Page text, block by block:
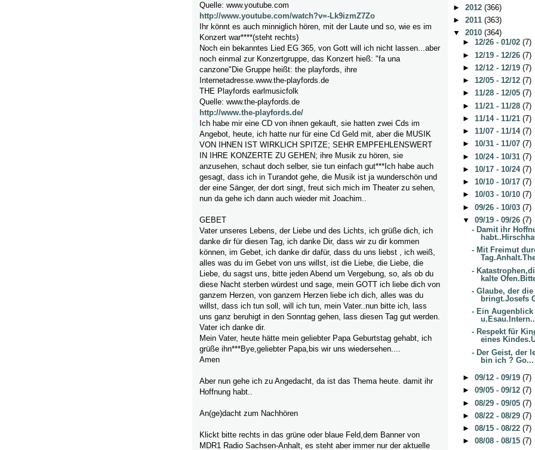
Quelle: www.youtube.com
http://www.youtube.com/watch?v=-Lk9izmZ7Zo
Ihr könnt es auch minniglich hören, mit der Laute und so, wie es im
Konzert war****(steht rechts)
Noch ein bekanntes Lied EG 365, von Gott will ich nicht lassen...aber
noch einmal zur Konzertgruppe, das Konzert hieß: "fa una
canzone"Die Gruppe heißt: the playfords, ihre
Internetadresse.www.the-playfords.de
THE Playfords earlmusicfolk
Quelle: www.the-playfords.de
http://www.the-playfords.de/
Ich habe mir eine CD von ihnen gekauft, sie hatten zwei Cds im
Angebot, heute, ich hatte nur für eine Cd Geld mit, aber die MUSIK
VON IHNEN IST WIRKLICH SPITZE; SEHR EMPFEHLENSWERT
IN IHRE KONZERTE ZU GEHEN; ihre Musik zu hören, sie
anzusehen, schaut doch selber, sie tun einfach gut***Ich habe auch
gesagt, dass ich in Turandot gehe, die Musik ist ja wunderschön und
der eine Sänger, der dort singt, freut sich mich im Theater zu sehen,
nun da gehe ich dann auch wieder mit Joachim..
GEBET
Vater unseres Lebens, der Liebe und des Lichts, ich grüße dich, ich
danke dir für diesen Tag, ich danke Dir, dass wir zu dir kommen
können, im Gebet, ich danke dir dafür, dass du uns liebst , ich weiß,
alles was du im Gebet von uns willst, ist die Liebe, die Liebe, die
Liebe, du sagst uns, bitte jeden Abend um Vergebung, so, als ob du
diese Nacht sterben würdest und sage, mein GOTT ich liebe dich von
ganzem Herzen, von ganzem Herzen liebe ich dich, alles was du
willst, dass ich tun soll, will ich tun, mein Vater..nun bitte ich, lass
uns ganz beruhigt in den Sonntag gehen, lass diesen Tag gut werden.
Vater ich danke dir.
Mein Vater, heute hätte mein geliebter Papa Geburtstag gehabt, ich
grüße ihn***Bye,geliebter Papa,bis wir uns wiedersehen....
Amen
Aber nun gehe ich zu Angedacht, da ist das Thema heute. damit ihr
Hoffnung habt..
An(ge)dacht zum Nachhören
Klickt bitte rechts in das grüne oder blaue Feld,dem Banner von
MDR1 Radio Sachsen-Anhalt, es steht aber immer nur der aktuelle
► 2012 (366)
► 2011 (363)
▼ 2010 (364)
► 12/26 - 01/02 (7)
► 12/19 - 12/26 (7)
► 12/12 - 12/19 (7)
► 12/05 - 12/12 (7)
► 11/28 - 12/05 (7)
► 11/21 - 11/28 (7)
► 11/14 - 11/21 (7)
► 11/07 - 11/14 (7)
► 10/31 - 11/07 (7)
► 10/24 - 10/31 (7)
► 10/17 - 10/24 (7)
► 10/10 - 10/17 (7)
► 10/03 - 10/10 (7)
► 09/26 - 10/03 (7)
▼ 09/19 - 09/26 (7)
- Damit ihr
- Mit Freimut
-
kalte
- Glaube, der
bringt.Josefs
- Ein
- Respekt für
eines
- Der Geist, der
bin ich ? Go...
► 09/12 - 09/19 (7)
► 09/05 - 09/12 (7)
► 08/29 - 09/05 (7)
► 08/22 - 08/29 (7)
► 08/15 - 08/22 (7)
► 08/08 - 08/15 (7)